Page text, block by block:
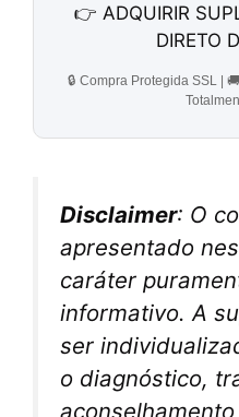
👉 ADQUIRIR
DIRETO
🔒 Compra Protegida SSL |
Disclaimer: O
apresentado
caráter
informativo. A
ser
o diagnóstico,